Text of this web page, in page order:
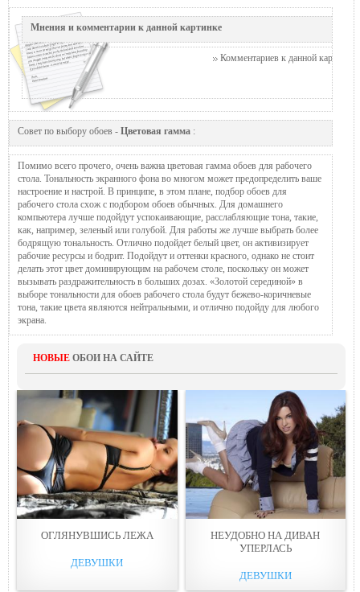
Мнения и комментарии к данной картинке
Комментариев к данной картинке
Совет по выбору обоев - Цветовая гамма :
Помимо всего прочего, очень важна цветовая гамма обоев для рабочего
стола. Тональность экранного фона во многом может предопределить ваше
настроение и настрой. В принципе, в этом плане, подбор обоев для
рабочего стола схож с подбором обоев обычных. Для домашнего
компьютера лучше подойдут успокаивающие, расслабляющие тона, такие,
как, например, зеленый или голубой. Для работы же лучше выбрать более
бодрящую тональность. Отлично подойдет белый цвет, он активизирует
рабочие ресурсы и бодрит. Подойдут и оттенки красного, однако не стоит
делать этот цвет доминирующим на рабочем столе, поскольку он может
вызывать раздражительность в больших дозах. «Золотой серединой» в
выборе тональности для обоев рабочего стола будут бежево-коричневые
тона, такие цвета являются нейтральными, и отлично подойду для любого
экрана.
НОВЫЕ ОБОИ НА САЙТЕ
ОГЛЯНУВШИСЬ ЛЕЖA
ДЕВУШКИ
НЕУДОБНО НА ДИВАН
УПЕРЛАСЬ
ДЕВУШКИ